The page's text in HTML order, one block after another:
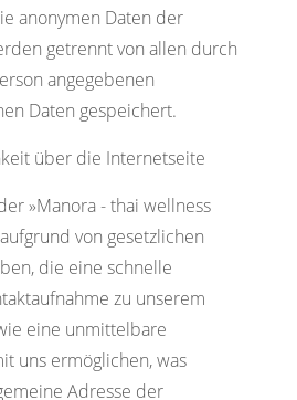
anonymen Daten der
getrennt von allen durch
angegebenen
Daten gespeichert.
über die Internetseite
»Manora - thai wellness
von gesetzlichen
die eine schnelle
zu unserem
eine unmittelbare
uns ermöglichen, was
Adresse der